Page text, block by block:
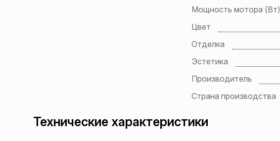
Мощность мотора (Вт)
Цвет
Отделка
Эстетика
Производитель
Страна производства
Технические характеристики